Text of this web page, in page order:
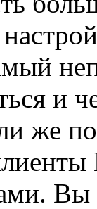
и
же
. Вы